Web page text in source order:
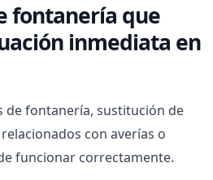
fontanería que
inmediata en
de fontanería, sustitución de
con averías o
funcionar correctamente.